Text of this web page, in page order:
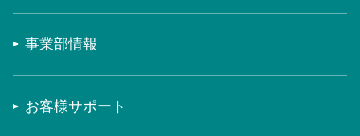
事業部情報
お客様サポート